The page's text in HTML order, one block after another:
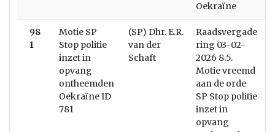
Oekraïne
98
1
Motie SP
Stop politie
inzet in
opvang
ontheemden
Oekraïne ID
781
(SP) Dhr. E.R.
van der
Schaft
Raadsvergade
ring 03-02-
2026 8.5.
Motie vreemd
aan de orde
SP Stop politie
inzet in
opvang